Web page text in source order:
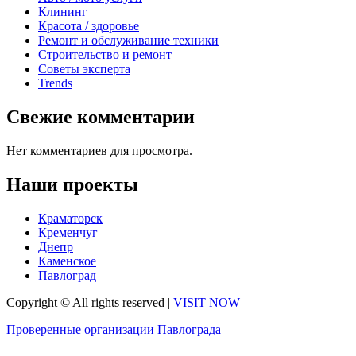
Клининг
Красота / здоровье
Ремонт и обслуживание техники
Строительство и ремонт
Советы эксперта
Trends
Свежие комментарии
Нет комментариев для просмотра.
Наши проекты
Краматорск
Кременчуг
Днепр
Каменское
Павлоград
Copyright © All rights reserved | VISIT NOW
Проверенные организации Павлограда